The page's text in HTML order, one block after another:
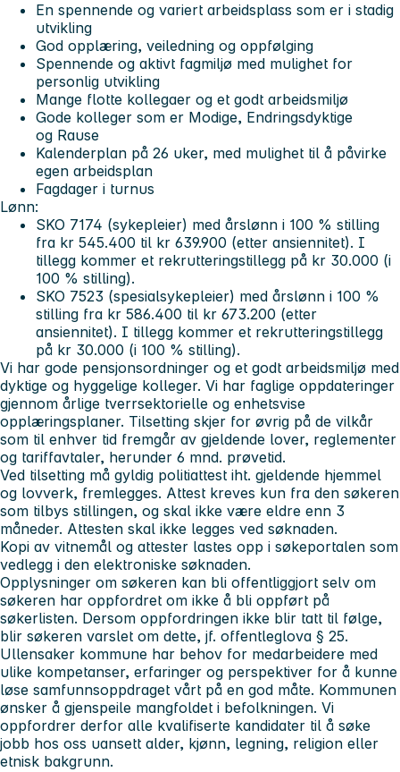
En spennende og variert arbeidsplass som er i stadig
utvikling
God opplæring, veiledning og oppfølging
Spennende og aktivt fagmiljø med mulighet for
personlig utvikling
Mange flotte kollegaer og et godt arbeidsmiljø
Gode kolleger som er Modige, Endringsdyktige
og Rause
Kalenderplan på 26 uker, med mulighet til å påvirke
egen arbeidsplan
Fagdager i turnus
Lønn:
SKO 7174 (sykepleier) med årslønn i 100 % stilling
fra kr 545.400 til kr 639.900 (etter ansiennitet). I
tillegg kommer et rekrutteringstillegg på kr 30.000 (i
100 % stilling).
SKO 7523 (spesialsykepleier) med årslønn i 100 %
stilling fra kr 586.400 til kr 673.200 (etter
ansiennitet). I tillegg kommer et rekrutteringstillegg
på kr 30.000 (i 100 % stilling).
Vi har gode pensjonsordninger og et godt arbeidsmiljø med
dyktige og hyggelige kolleger. Vi har faglige oppdateringer
gjennom årlige tverrsektorielle og enhetsvise
opplæringsplaner. Tilsetting skjer for øvrig på de vilkår
som til enhver tid fremgår av gjeldende lover, reglementer
og tariffavtaler, herunder 6 mnd. prøvetid.
Ved tilsetting må gyldig politiattest iht. gjeldende hjemmel
og lovverk, fremlegges. Attest kreves kun fra den søkeren
som tilbys stillingen, og skal ikke være eldre enn 3
måneder. Attesten skal ikke legges ved søknaden.
Kopi av vitnemål og attester lastes opp i søkeportalen som
vedlegg i den elektroniske søknaden.
Opplysninger om søkeren kan bli offentliggjort selv om
søkeren har oppfordret om ikke å bli oppført på
søkerlisten. Dersom oppfordringen ikke blir tatt til følge,
blir søkeren varslet om dette, jf. offentleglova § 25.
Ullensaker kommune har behov for medarbeidere med
ulike kompetanser, erfaringer og perspektiver for å kunne
løse samfunnsoppdraget vårt på en god måte. Kommunen
ønsker å gjenspeile mangfoldet i befolkningen. Vi
oppfordrer derfor alle kvalifiserte kandidater til å søke
jobb hos oss uansett alder, kjønn, legning, religion eller
etnisk bakgrunn.